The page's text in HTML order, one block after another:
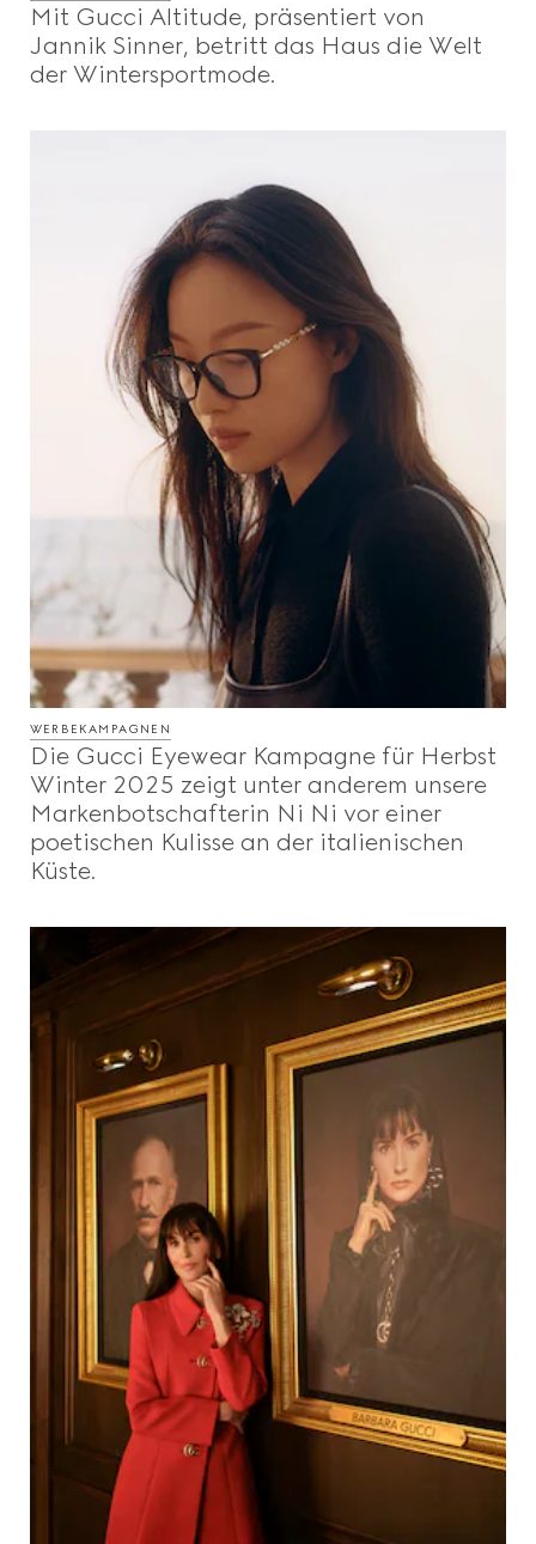
Mit Gucci Altitude, präsentiert von
Jannik Sinner, betritt das Haus die Welt
der Wintersportmode.
WERBEKAMPAGNEN
Die Gucci Eyewear Kampagne für Herbst
Winter 2025 zeigt unter anderem unsere
Markenbotschafterin Ni Ni vor einer
poetischen Kulisse an der italienischen
Küste.